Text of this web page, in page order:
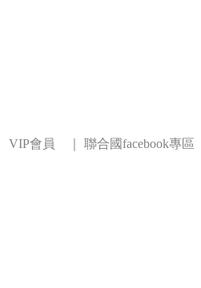
VIP會員 ｜ 聯合國facebook專區